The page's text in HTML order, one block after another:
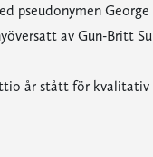
pseudonymen
av Gun-Britt
år stått för kvalitativ